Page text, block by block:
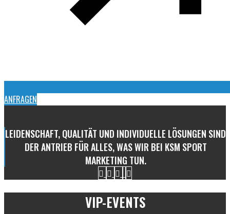
ANFRAGEN
LEIDENSCHAFT, QUALITÄT UND INDIVIDUELLE LÖSUNGEN SIND
DER ANTRIEB FÜR ALLES, WAS WIR BEI KSM SPORT
MARKETING TUN.
VIP-EVENTS